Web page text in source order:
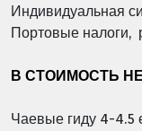
Индивидуальная
Портовые налоги,
В СТОИМОСТЬ
Чаевые гиду 4-4.5